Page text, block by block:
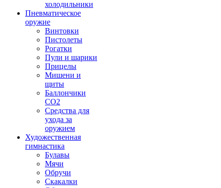
холодильники
Пневматическое
оружие
Винтовки
Пистолеты
Рогатки
Пули и шарики
Прицелы
Мишени и
щиты
Баллончики
CO2
Средства для
ухода за
оружием
Художественная
гимнастика
Булавы
Мячи
Обручи
Скакалки